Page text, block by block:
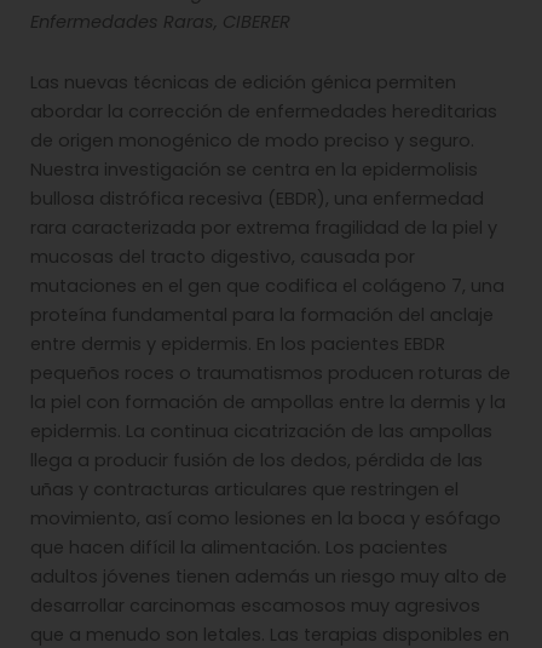
Enfermedades Raras, CIBERER
Las nuevas técnicas de edición génica permiten
abordar la corrección de enfermedades hereditarias
de origen monogénico de modo preciso y seguro.
Nuestra investigación se centra en la epidermolisis
bullosa distrófica recesiva (EBDR), una enfermedad
rara caracterizada por extrema fragilidad de la piel y
mucosas del tracto digestivo, causada por
mutaciones en el gen que codifica el colágeno 7, una
proteína fundamental para la formación del anclaje
entre dermis y epidermis. En los pacientes EBDR
pequeños roces o traumatismos producen roturas de
la piel con formación de ampollas entre la dermis y la
epidermis. La continua cicatrización de las ampollas
llega a producir fusión de los dedos, pérdida de las
uñas y contracturas articulares que restringen el
movimiento, así como lesiones en la boca y esófago
que hacen difícil la alimentación. Los pacientes
adultos jóvenes tienen además un riesgo muy alto de
desarrollar carcinomas escamosos muy agresivos
que a menudo son letales. Las terapias disponibles en